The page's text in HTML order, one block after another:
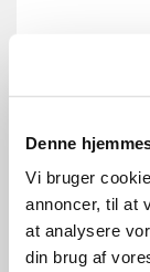
Denne
Vi bruger
annoncer, til at
at analysere
din brug af